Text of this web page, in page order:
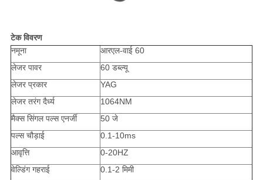
टेक विवरण
नमूना
आरएल-वाई 60
लेजर पावर
60 डब्ल्यू
लेजर प्रकार
YAG
लेजर तरंग दैर्ध्य
1064NM
मैक्स सिंगल पल्स एनर्जी
50 जे
पल्स चौड़ाई
0.1-10ms
आवृत्ति
0-20HZ
वेल्डिंग गहराई
0.1-2 मिमी